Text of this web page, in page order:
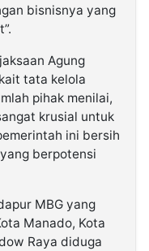
bisnisnya yang
Agung
tata kelola
pihak menilai,
krusial untuk
ini bersih
berpotensi
MBG yang
Manado, Kota
Raya diduga